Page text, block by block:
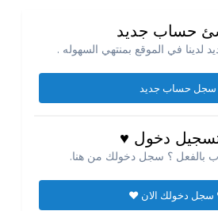
حساب جديد
في الموقع بمنتهي السهوله .
سجل حساب جديد
دخول ♥
بالفعل ؟ سجل دخولك من هنا.
دخولك الان ♥